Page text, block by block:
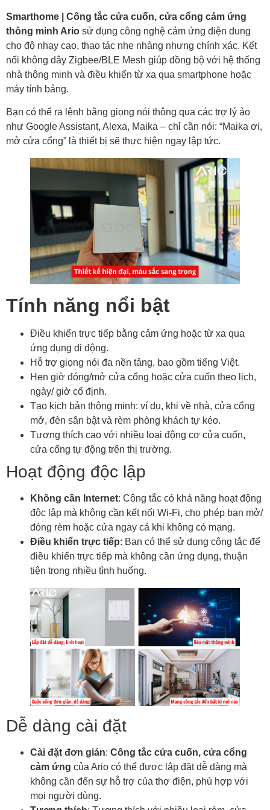
Smarthome | Công tắc cửa cuốn, cửa cổng cảm ứng
thông minh Ario sử dụng công nghệ cảm ứng điện dung
cho độ nhạy cao, thao tác nhẹ nhàng nhưng chính xác. Kết
nối không dây Zigbee/BLE Mesh giúp đồng bộ với hệ thống
nhà thông minh và điều khiển từ xa qua smartphone hoặc
máy tính bảng.
Bạn có thể ra lệnh bằng giọng nói thông qua các trợ lý ảo
như Google Assistant, Alexa, Maika – chỉ cần nói: “Maika ơi,
mở cửa cổng” là thiết bị sẽ thực hiện ngay lập tức.
Tính năng nổi bật
Điều khiển trực tiếp bằng cảm ứng hoặc từ xa qua
ứng dụng di động.
Hỗ trợ giọng nói đa nền tảng, bao gồm tiếng Việt.
Hẹn giờ đóng/mở cửa cổng hoặc cửa cuốn theo lịch,
ngày/ giờ cố định.
Tạo kịch bản thông minh: ví dụ, khi về nhà, cửa cổng
mở, đèn sân bật và rèm phòng khách tự kéo.
Tương thích cao với nhiều loại động cơ cửa cuốn,
cửa cổng tự động trên thị trường.
Hoạt động độc lập
Không cần Internet: Công tắc có khả năng hoạt động
độc lập mà không cần kết nối Wi-Fi, cho phép bạn mở/
đóng rèm hoặc cửa ngay cả khi không có mạng.
Điều khiển trực tiếp: Bạn có thể sử dụng công tắc để
điều khiển trực tiếp mà không cần ứng dụng, thuận
tiện trong nhiều tình huống.
Dễ dàng cài đặt
Cài đặt đơn giản: Công tắc cửa cuốn, cửa cổng
cảm ứng của Ario có thể được lắp đặt dễ dàng mà
không cần đến sự hỗ trợ của thợ điện, phù hợp với
mọi người dùng.